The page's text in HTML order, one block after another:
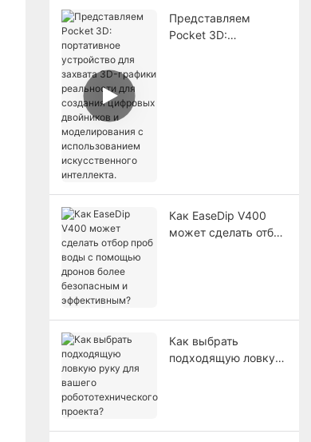
Представляем
Pocket 3D:
Как EaseDip V400
может сделать отбор
Как выбрать
подходящую ловкую